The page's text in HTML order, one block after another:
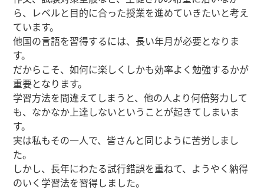
ら、レベルと目的に合った授業を進めていきたいと考え
ています。
他国の言語を習得するには、長い年月が必要となりま
す。
だからこそ、如何に楽しくしかも効率よく勉強するかが
重要となります。
学習方法を間違えてしまうと、他の人より何倍努力して
も、なかなか上達しないということが起きてしまいま
す。
実は私もその一人で、皆さんと同じように苦労しまし
た。
しかし、長年にわたる試行錯誤を重ねて、ようやく納得
のいく学習法を習得しました。